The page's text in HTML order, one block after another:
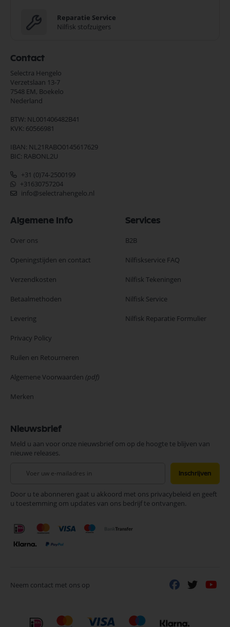
Reparatie Service
Nilfisk stofzuigers
Contact
Selectra Hengelo
Verzetslaan 13-7
7548 EM, Boekelo
Nederland
BTW: NL001406482B41
KVK: 60566981
IBAN: NL21RABO0145617629
BIC: RABONL2U
+31 (0)74-2500199
+31630757204
info@selectrahengelo.nl
Algemene Info
Over ons
Openingstijden en contact
Verzendkosten
Betaalmethoden
Levering
Privacy Policy
Ruilen en Retourneren
Algemene Voorwaarden (pdf)
Merken
Services
B2B
Nilfiskservice FAQ
Nilfisk Tekeningen
Nilfisk Service
Nilfisk Reparatie Formulier
Nieuwsbrief
Meld u aan voor onze nieuwsbrief om op de hoogte te blijven van
nieuwe releases.
onze
nieuwsbrief
Inschrijven
Door u te abonneren gaat u akkoord met ons privacybeleid en geeft
u toestemming om updates van ons bedrijf te ontvangen.
Neem contact met ons op